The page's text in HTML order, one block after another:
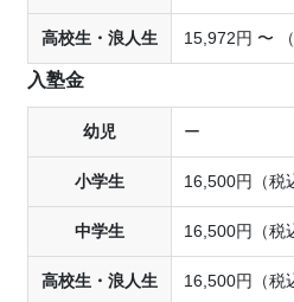
高校生・浪人生 15,972円 〜 （
入塾金
幼児 ー
小学生 16,500円（税
中学生 16,500円（税
高校生・浪人生 16,500円（税